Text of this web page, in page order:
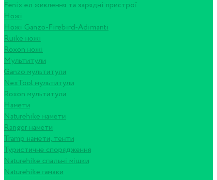
Fenix ел живлення та зарядні пристрої
Ножі
Ножі Ganzo-Firebird-Adimanti
Ruike ножі
Roxon ножi
Мультитули
Ganzo мультитули
NexTool мультитули
Roxon мультитули
Намети
Naturehike намети
Ranger намети
Tramp намети, тенти
Туристичне спорядження
Naturehike спальні мішки
Naturehike гамаки